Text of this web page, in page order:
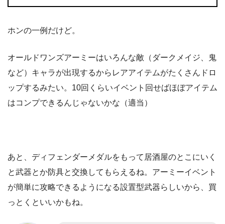
ホンの一例だけど。
オールドワンズアーミーはいろんな敵（ダークメイジ、鬼
など）キャラが出現するからレアアイテムがたくさんドロ
ップするみたい。10回くらいイベント回せばほぼアイテム
はコンプできるんじゃないかな（適当）
あと、ディフェンダーメダルをもって居酒屋のとこにいく
と武器とか防具と交換してもらえるね。アーミーイベント
が簡単に攻略できるようになる設置型武器らしいから、買
っとくといいかもね。